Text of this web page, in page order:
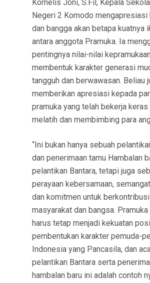
Kornelis Joni, S.Fil, Kepala
Negeri 2 Komodo mengapresiasi
dan bangga akan betapa kuatnya
antara anggota Pramuka. Ia
pentingnya nilai-nilai
membentuk karakter generasi
tangguh dan berwawasan. Beliau
memberikan apresiasi kepada
pramuka yang telah bekerja keras
melatih dan membimbing para
“Ini bukan hanya sebuah
dan penerimaan tamu Hambalan
pelantikan Bantara, tetapi juga
perayaan kebersamaan,
dan komitmen untuk
masyarakat dan bangsa.
harus tetap menjadi kekuatan
pembentukan karakter pemuda-
Indonesia yang Pancasila, dan
pelantikan Bantara serta
hambalan baru ini adalah contoh